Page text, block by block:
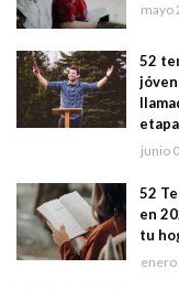
mayo
52
junio
52
en
tu
enero